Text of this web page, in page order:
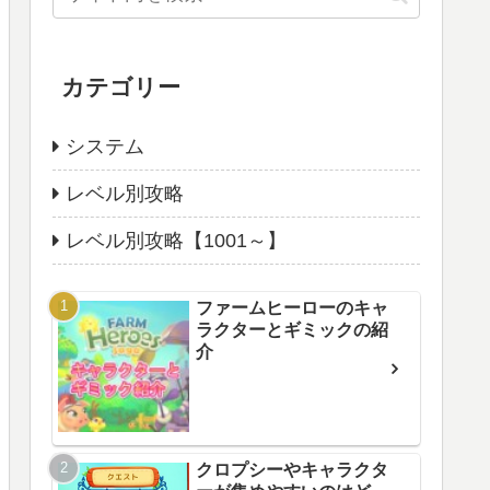
カテゴリー
システム
レベル別攻略
レベル別攻略【1001～】
ファームヒーローのキャ
ラクターとギミックの紹
介
クロプシーやキャラクタ